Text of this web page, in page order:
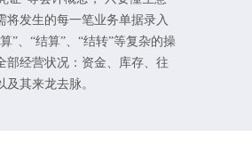
将发生的每一笔业务单据录入
”、“结算”、“结转”等复杂的操
部经营状况：资金、库存、往
其来龙去脉。